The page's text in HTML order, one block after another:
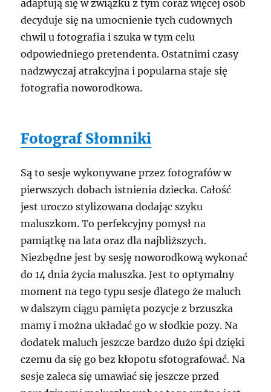
adaptują się w związku z tym coraz więcej osób
decyduje się na umocnienie tych cudownych
chwil u fotografia i szuka w tym celu
odpowiedniego pretendenta. Ostatnimi czasy
nadzwyczaj atrakcyjna i popularna staje się
fotografia noworodkowa.
Fotograf Słomniki
Są to sesje wykonywane przez fotografów w
pierwszych dobach istnienia dziecka. Całość
jest uroczo stylizowana dodając szyku
maluszkom. To perfekcyjny pomysł na
pamiątkę na lata oraz dla najbliższych.
Niezbędne jest by sesję noworodkową wykonać
do 14 dnia życia maluszka. Jest to optymalny
moment na tego typu sesje dlatego że maluch
w dalszym ciągu pamięta pozycje z brzuszka
mamy i można układać go w słodkie pozy. Na
dodatek maluch jeszcze bardzo dużo śpi dzięki
czemu da się go bez kłopotu sfotografować. Na
sesje zaleca się umawiać się jeszcze przed